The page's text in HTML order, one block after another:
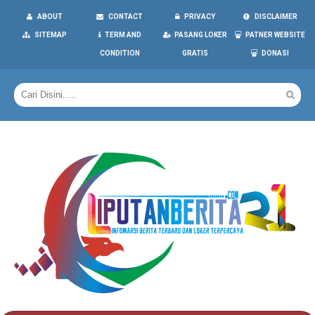
ABOUT CONTACT PRIVACY DISCLAIMER
SITEMAP TERM AND
CONDITION
PASANG LOKER
GRATIS
PATNER WEBSITE
DONASI